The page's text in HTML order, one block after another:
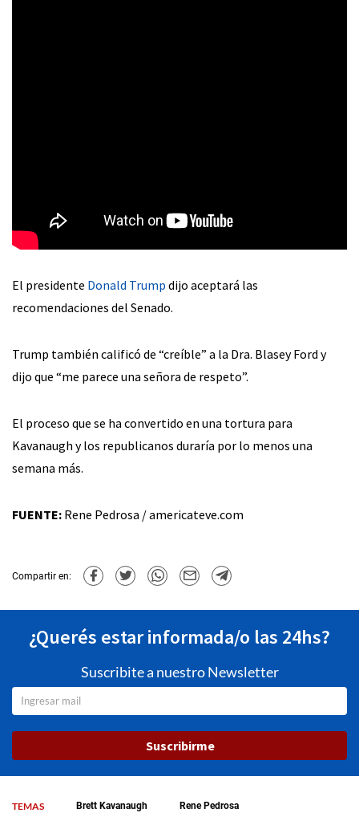
El presidente Donald Trump dijo aceptará las
recomendaciones del Senado.
Trump también calificó de “creíble” a la Dra. Blasey Ford y
dijo que “me parece una señora de respeto”.
El proceso que se ha convertido en una tortura para
Kavanaugh y los republicanos duraría por lo menos una
semana más.
FUENTE: Rene Pedrosa / americateve.com
Compartir en:
¿Querés estar informada/o las 24hs?
Suscribite a nuestro Newsletter
Suscribirme
TEMAS Brett Kavanaugh
Rene Pedrosa